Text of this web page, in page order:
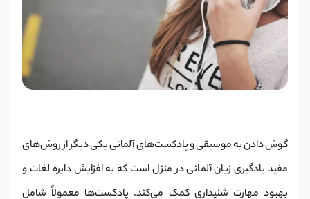
گوش دادن به موسیقی و پادکست‌های آلمانی یکی دیگر از روش‌های
مفید یادگیری زبان آلمانی در منزل است که به افزایش دایره لغات و
بهبود مهارت شنیداری کمک می‌کند. پادکست‌ها معمولاً شامل